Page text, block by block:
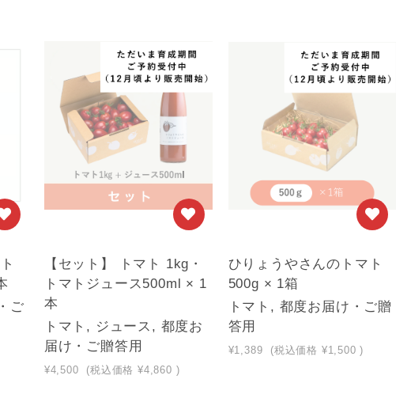
ご
【セット】 トマト 1kg・
トマトジュース500ml × 1
本
トマト, ジュース, 都度お
届け・ご贈答用
¥4,500 (税込価格 ¥4,860 )
ひりょうやさんのトマト
500g × 1箱
トマト, 都度お届け・ご贈
答用
¥1,389 (税込価格 ¥1,500 )